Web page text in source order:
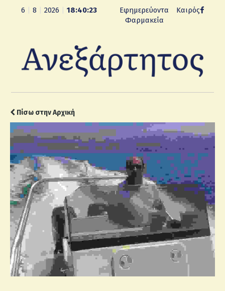
6 8 2026 18:40:23
Εφημερεύοντα
Φαρμακεία
Καιρός
Πίσω στην Αρχική